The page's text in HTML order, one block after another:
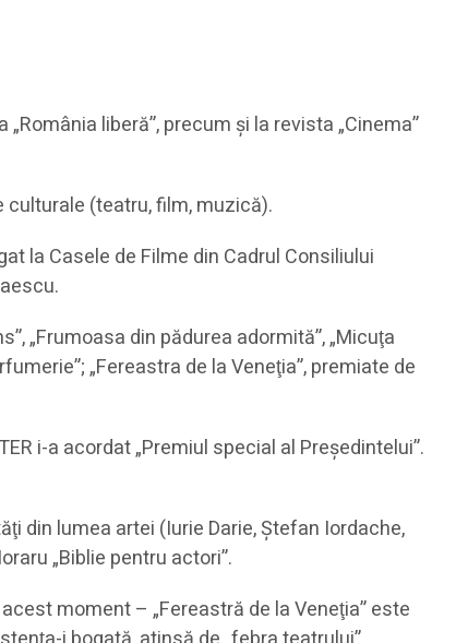
liberă”, precum şi la revista „Cinema”
culturale (teatru, film, muzică).
la Casele de Filme din Cadrul Consiliului
„Frumoasa din pădurea adormită”, „Micuţa
„Fereastra de la Veneţia”, premiate de
i-a acordat „Premiul special al Preşedintelui”.
din lumea artei (Iurie Darie, Ştefan Iordache,
„Biblie pentru actori”.
moment – „Fereastră de la Veneţia” este